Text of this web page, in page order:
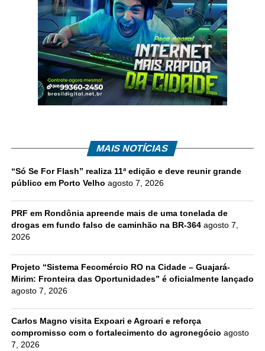
MAIS NOTÍCIAS
“Só Se For Flash” realiza 11ª edição e deve reunir grande
público em Porto Velho agosto 7, 2026
PRF em Rondônia apreende mais de uma tonelada de
drogas em fundo falso de caminhão na BR-364 agosto 7,
2026
Projeto “Sistema Fecomércio RO na Cidade – Guajará-
Mirim: Fronteira das Oportunidades” é oficialmente lançado
agosto 7, 2026
Carlos Magno visita Expoari e Agroari e reforça
compromisso com o fortalecimento do agronegócio agosto
7, 2026